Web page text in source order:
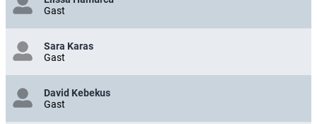
Gast
Sara Karas
Gast
David Kebekus
Gast